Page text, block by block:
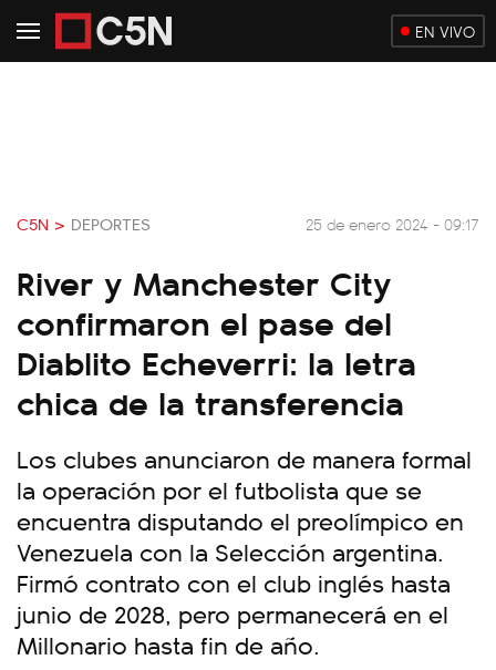
EN VIVO
C5N > DEPORTES 25 de enero 2024 - 09:17
River y Manchester City
confirmaron el pase del
Diablito Echeverri: la letra
chica de la transferencia
Los clubes anunciaron de manera formal
la operación por el futbolista que se
encuentra disputando el preolímpico en
Venezuela con la Selección argentina.
Firmó contrato con el club inglés hasta
junio de 2028, pero permanecerá en el
Millonario hasta fin de año.